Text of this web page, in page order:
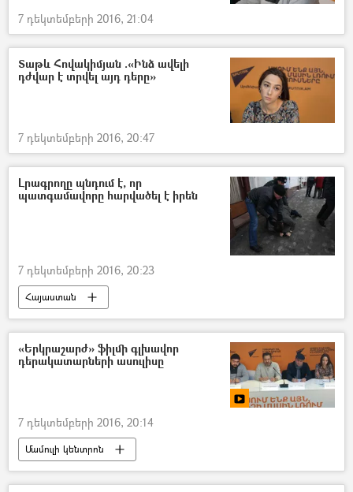
7 դեկտեմբերի 2016, 21:04
Տաթև Հովակիմյան .«Ինձ ավելի
դժվար է տրվել այդ դերը»
7 դեկտեմբերի 2016, 20:47
Լրագրողը պնդում է, որ
պատգամավորը հարվածել է իրեն
7 դեկտեմբերի 2016, 20:23
Հայաստան
«Երկրաշարժ» ֆիլմի գլխավոր
դերակատարների ասուլիսը
7 դեկտեմբերի 2016, 20:14
Մամուլի կենտրոն
Տեսանյութեր մամուլի կենտրոնից